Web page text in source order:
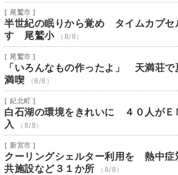
[ 尾鷲市 ]
半世紀の眠りから覚め タイムカプセ
す 尾鷲小
（8/8）
[ 尾鷲市 ]
「いろんなもの作ったよ」 天満荘で
満喫
（8/8）
[ 紀北町 ]
白石湖の環境をきれいに ４０人がＥ
入
（8/8）
[ 新宮市 ]
クーリングシェルター利用を 熱中
共施設など３１か所
（8/8）